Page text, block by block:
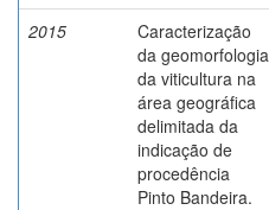
2015
Caracterização
da geomorfologia
da viticultura na
área geográfica
delimitada da
indicação de
procedência
Pinto Bandeira.